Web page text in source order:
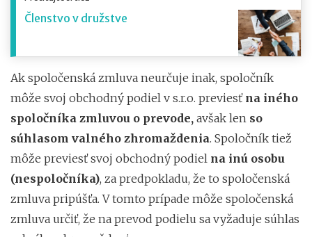
Členstvo v družstve
Ak spoločenská zmluva neurčuje inak, spoločník
môže svoj obchodný podiel v s.r.o. previesť na iného
spoločníka zmluvou o prevode, avšak len so
súhlasom valného zhromaždenia. Spoločník tiež
môže previesť svoj obchodný podiel na inú osobu
(nespoločníka), za predpokladu, že to spoločenská
zmluva pripúšťa. V tomto prípade môže spoločenská
zmluva určiť, že na prevod podielu sa vyžaduje súhlas